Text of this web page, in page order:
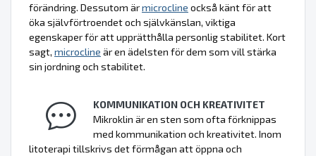
förändring. Dessutom ärmicrocline också känt för att
öka självförtroendet och självkänslan, viktiga
egenskaper för att upprätthålla personlig stabilitet. Kort
sagt, microcline är en ädelsten för dem som vill stärka
sin jordning och stabilitet.
KOMMUNIKATION OCH KREATIVITET
Mikroklin är en sten som ofta förknippas
med kommunikation och kreativitet. Inom
litoterapi tillskrivs det förmågan att öppna och